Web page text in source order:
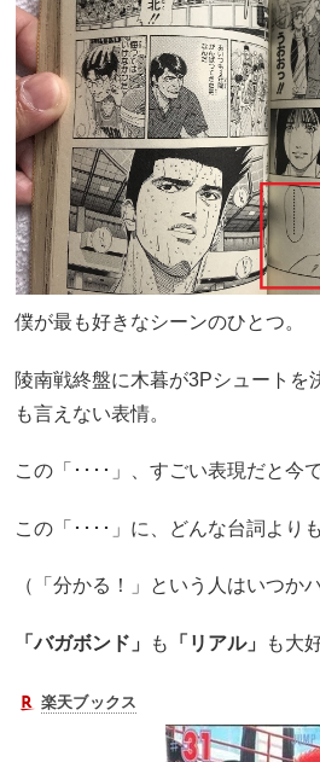
僕が最も好きなシーンのひとつ。
陵南戦終盤に木暮が3Pシュートを
も言えない表情。
この「････」、すごい表現だと今
この「････」に、どんな台詞より
（「分かる！」という人はいつか
「バガボンド」 も 「リアル」 も大